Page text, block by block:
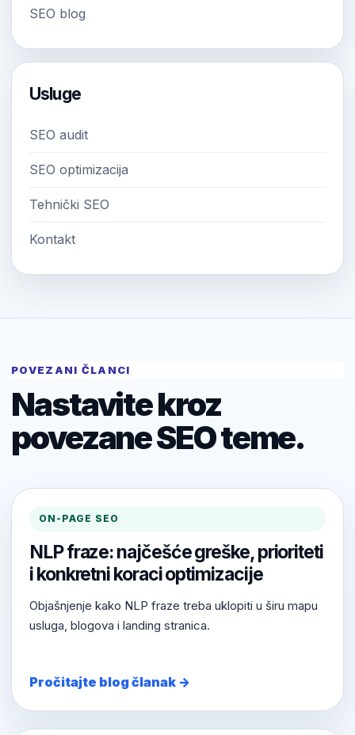
SEO blog
Usluge
SEO audit
SEO optimizacija
Tehnički SEO
Kontakt
POVEZANI ČLANCI
Nastavite kroz
povezane SEO teme.
ON-PAGE SEO
NLP fraze: najčešće greške, prioriteti
i konkretni koraci optimizacije
Objašnjenje kako NLP fraze treba uklopiti u širu mapu
usluga, blogova i landing stranica.
Pročitajte blog članak →